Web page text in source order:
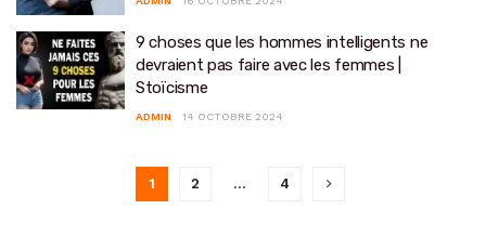
9 choses que les hommes intelligents ne
devraient pas faire avec les femmes |
Stoïcisme
ADMIN 14 OCTOBRE 2024
1 2 … 4